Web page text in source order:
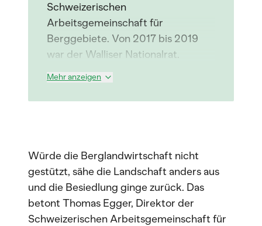
Schweizerischen
Arbeitsgemeinschaft für
Berggebiete. Von 2017 bis 2019
war der Walliser Nationalrat.
Mehr anzeigen
Würde die Berglandwirtschaft nicht
gestützt, sähe die Landschaft anders aus
und die Besiedlung ginge zurück. Das
betont Thomas Egger, Direktor der
Schweizerischen Arbeitsgemeinschaft für